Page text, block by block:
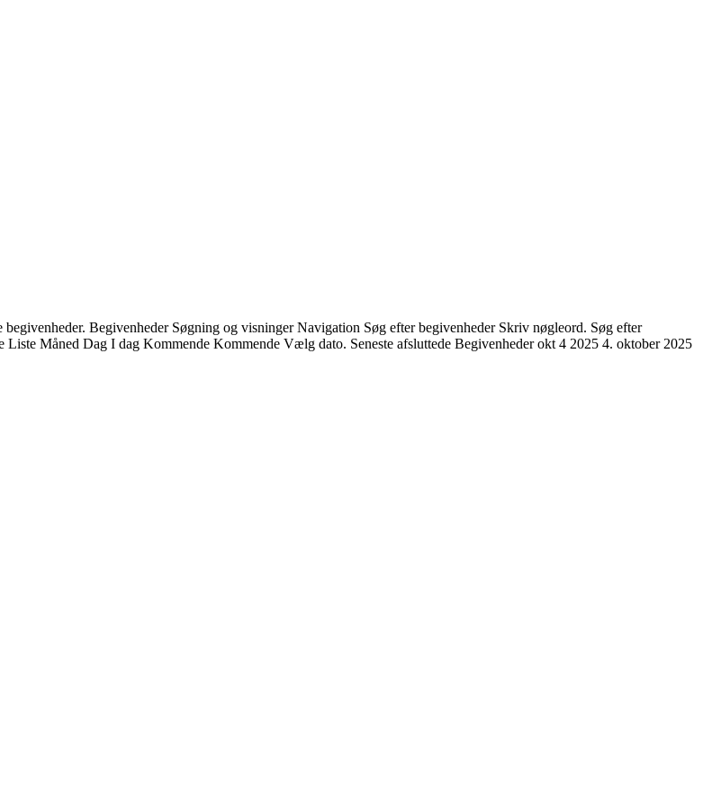
Begivenheder Søgning og visninger Navigation Søg efter begivenheder Skriv nøgleord. Søg efter
Måned Dag I dag Kommende Kommende Vælg dato. Seneste afsluttede Begivenheder okt 4 2025 4. oktober 2025